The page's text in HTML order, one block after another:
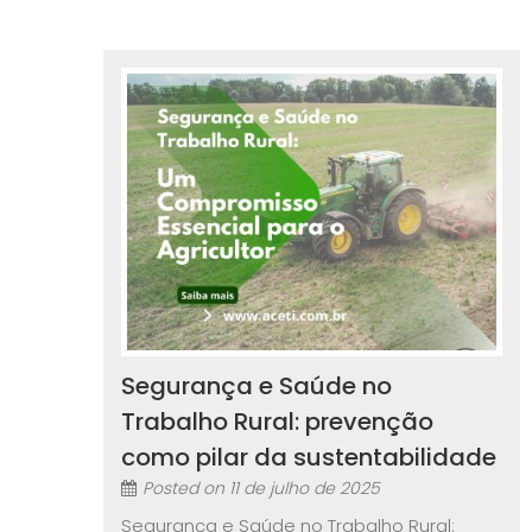
Segurança e Saúde no
Trabalho Rural: prevenção
como pilar da sustentabilidade
Posted on 11 de julho de 2025
Segurança e Saúde no Trabalho Rural: